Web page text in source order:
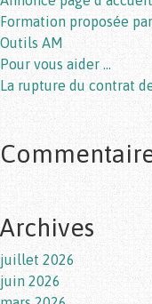
Formation proposée par
Outils AM
Pour vous aider …
La rupture du contrat
Archives
juillet 2026
juin 2026